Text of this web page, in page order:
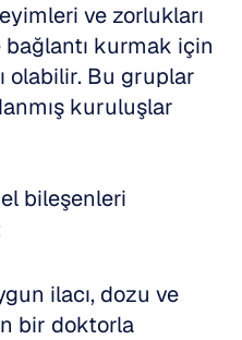
ve zorlukları
kurmak için
olabilir. Bu gruplar
kuruluşlar
bileşenleri
ilacı, dozu ve
bir doktorla